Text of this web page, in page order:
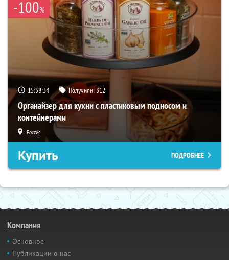
-100%
15:58:33 Получили: 312
Органайзер для кухни с пластиковым подносом и
контейнерами
Россия
Купить ПОДРОБНЕЕ
Компания
Основное
Публикации о нас